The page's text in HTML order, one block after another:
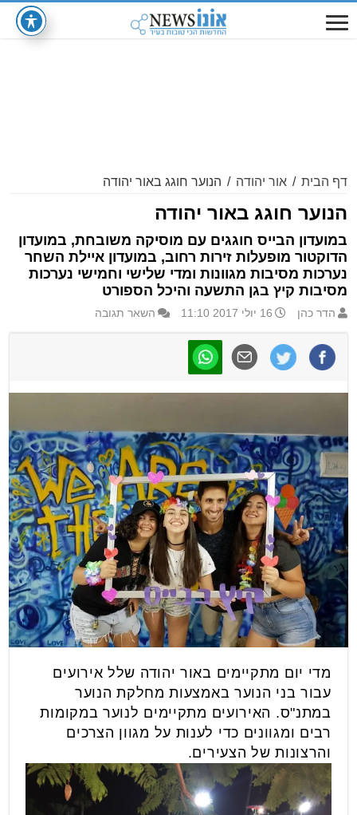
דף הבית / אור יהודה / הנוער חוגג באור יהודה
הנוער חוגג באור יהודה
במועדון הבייס חוגגים עם מוסיקה משובחת, במועדון
הדוקטור מופעלות זירות רחוב, במועדון איילת השחר
נערכות מסיבות מגוונות ומדי שלישי וחמישי נערכות
מסיבות קיץ בגן התשעה והיכל הספורט
הדר כהן 16 יולי 2017 11:10 השאר תגובה
מדי יום מתקיימים באור יהודה שלל אירועים
עבור בני הנוער באמצעות מחלקת הנוער
במתנ"ס. האירועים מתקיימים לנוער במקומות
רבים ומגוונים כדי לענות על מגוון הצרכים
והרצונות של הצעירים.